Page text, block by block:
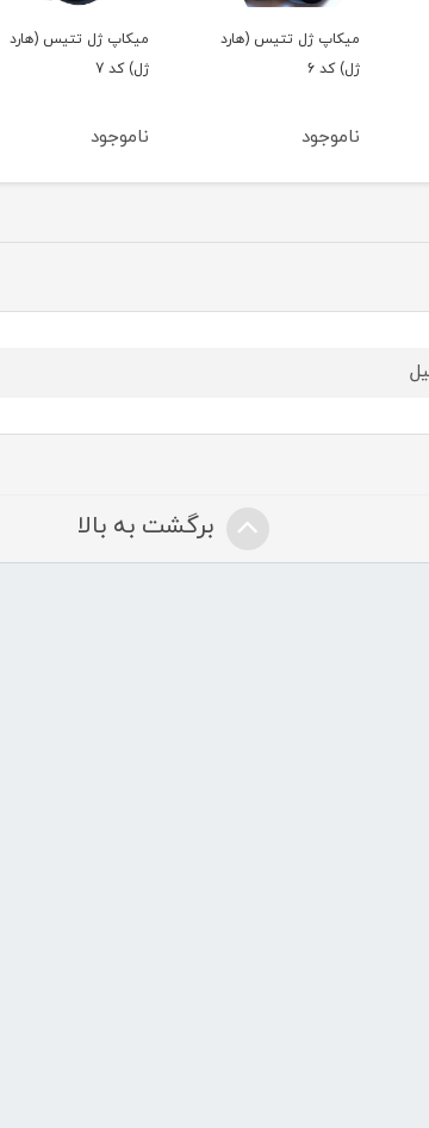
میکاپ ژل تتیس (هارد
ژل) کد 6
ناموجود
میکاپ ژل تتیس (هارد
ژل) کد 7
ناموجود
برگشت به بالا